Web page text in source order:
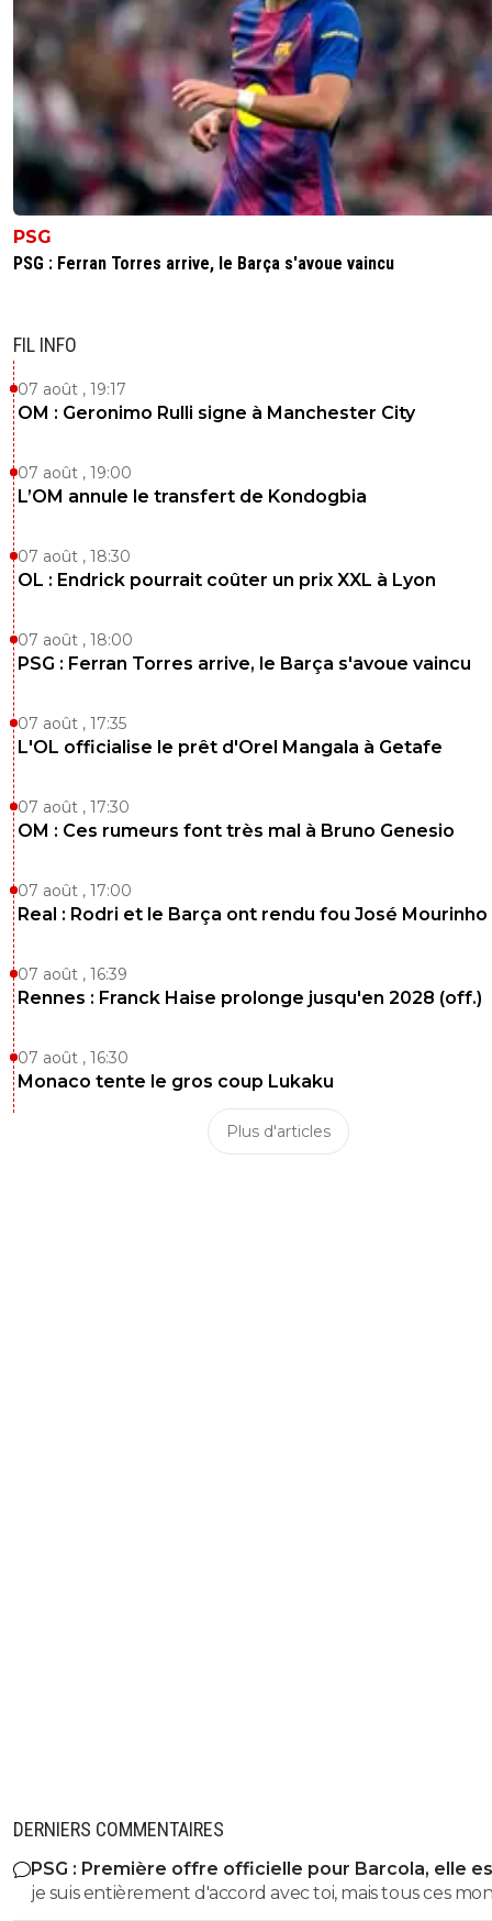
PSG
PSG : Ferran Torres arrive, le Barça s'avoue vaincu
FIL INFO
07 août , 19:17
OM : Geronimo Rulli signe à Manchester City
07 août , 19:00
L’OM annule le transfert de Kondogbia
07 août , 18:30
OL : Endrick pourrait coûter un prix XXL à Lyon
07 août , 18:00
PSG : Ferran Torres arrive, le Barça s'avoue vaincu
07 août , 17:35
L'OL officialise le prêt d'Orel Mangala à Getafe
07 août , 17:30
OM : Ces rumeurs font très mal à Bruno Genesio
07 août , 17:00
Real : Rodri et le Barça ont rendu fou José Mourinho
07 août , 16:39
Rennes : Franck Haise prolonge jusqu'en 2028 (off.)
07 août , 16:30
Monaco tente le gros coup Lukaku
Plus d'articles
DERNIERS COMMENTAIRES
PSG : Première offre officielle pour Barcola, elle
choquante
je suis entièrement d'accord avec toi, mais tous ces montant